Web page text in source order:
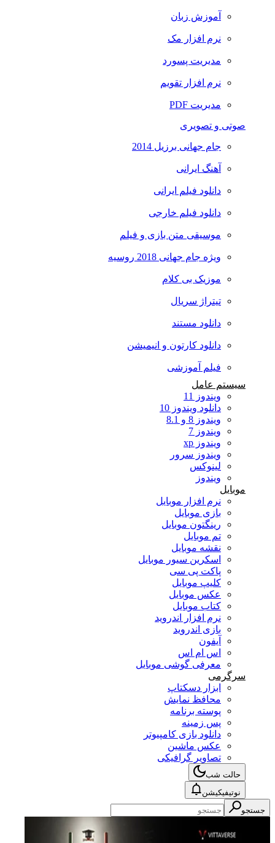
آموزش زبان
نرم افزار مک
مدیریت پسورد
نرم افزار تقویم
مدیریت PDF
صوتی و تصویری
جام جهانی برزیل 2014
آهنگ ایرانی
دانلود فیلم ایرانی
دانلود فیلم خارجی
موسیقی متن بازی و فیلم
ویژه جام جهانی 2018 روسیه
موزیک بی کلام
تیتراژ سریال
دانلود مستند
دانلود کارتون و انیمیشن
فیلم آموزشی
سیستم عامل
ویندوز 11
دانلود ویندوز 10
ویندوز 8 و 8.1
ویندوز 7
ویندوز xp
ویندوز سرور
لینوکس
ویندوز
موبایل
نرم افزار موبایل
بازی موبایل
رینگتون موبایل
تم موبایل
نقشه موبایل
اسکرین سیور موبایل
پاکت پی سی
کلیپ موبایل
عکس موبایل
کتاب موبایل
نرم افزار اندروید
بازی اندروید
آیفون
اس ام اس
معرفی گوشی موبایل
سرگرمی
ابزار دسکتاپ
محافظ نمایش
پوسته برنامه
پس زمینه
دانلود بازی کامپیوتر
عکس ماشین
تصاویر گرافیکی
حالت شب
نوتیفیکیشن
جستجو